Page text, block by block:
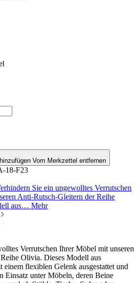
Vom Merkzettel entfernen
18-F23
Sie ein ungewolltes Verrutschen
Anti-Rutsch-Gleitern der Reihe
aus… Mehr
Verrutschen Ihrer Möbel mit unseren
Olivia. Dieses Modell aus
flexiblen Gelenk ausgestattet und
Einsatz unter Möbeln, deren Beine